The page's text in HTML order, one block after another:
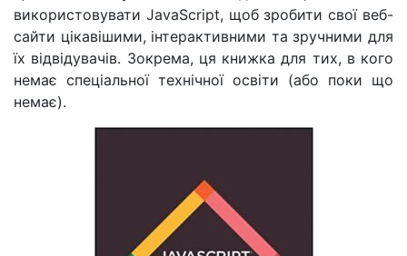
використовувати JavaScript, щоб зробити свої веб-
сайти цікавішими, інтерактивними та зручними для
їх відвідувачів. Зокрема, ця книжка для тих, в кого
немає спеціальної технічної освіти (або поки що
немає).